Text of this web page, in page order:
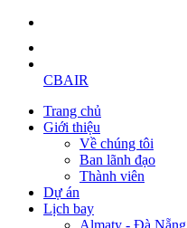
CBAIR
Trang chủ
Giới thiệu
Về chúng tôi
Ban lãnh đạo
Thành viên
Dự án
Lịch bay
Almaty - Đà Nẵng